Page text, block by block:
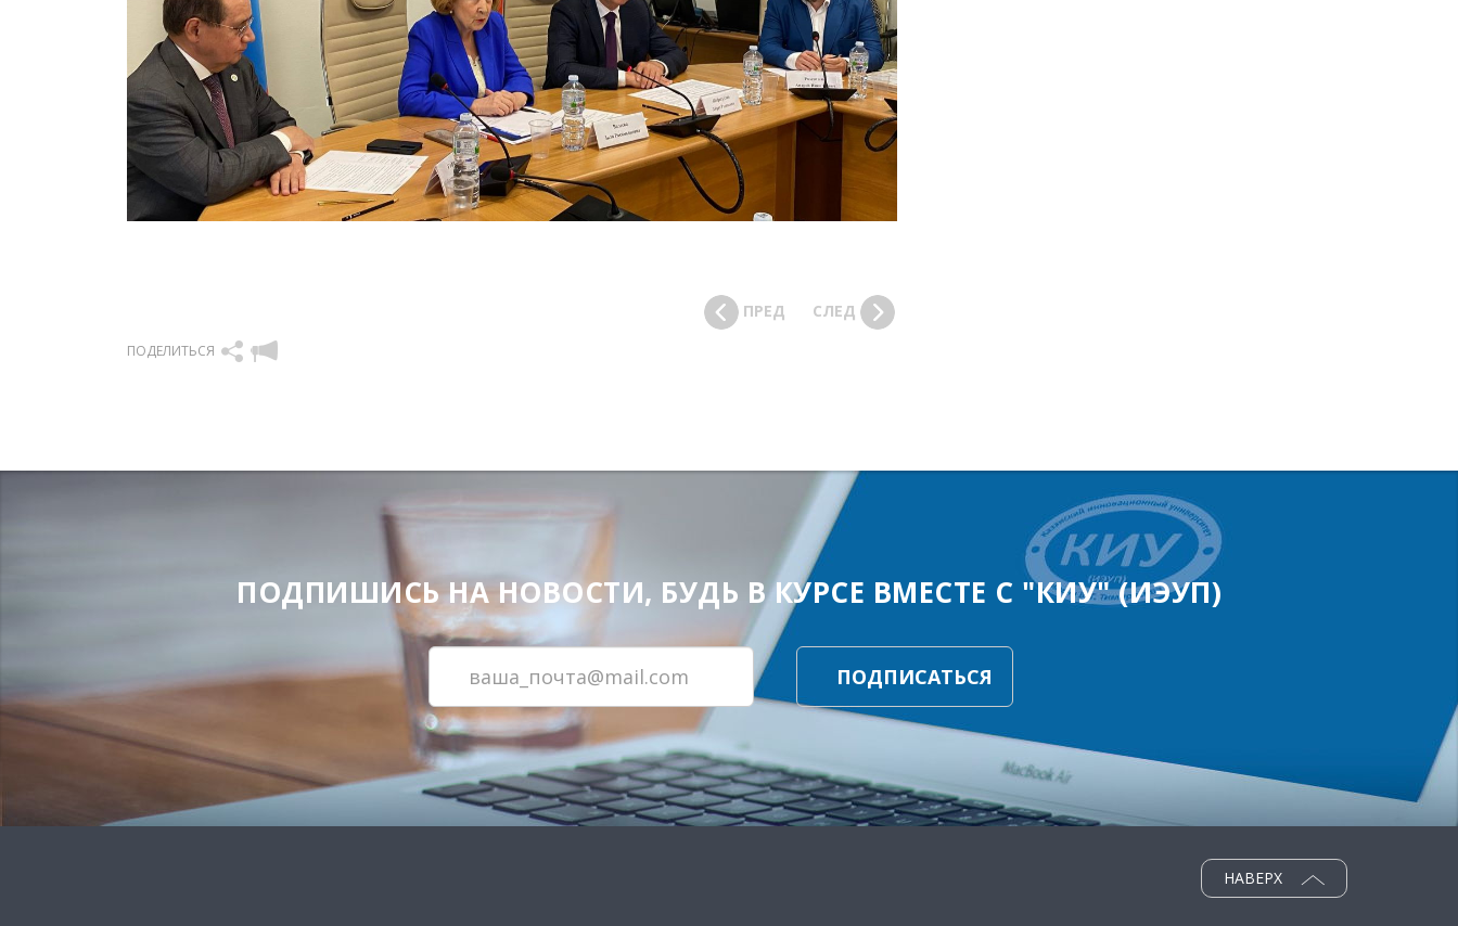
ПОДЕЛИТЬСЯ
ПРЕД СЛЕД
ПОДПИШИСЬ НА НОВОСТИ, БУДЬ В КУРСЕ ВМЕСТЕ С "КИУ" (ИЭУП)
ПОДПИСАТЬСЯ
НАВЕРХ